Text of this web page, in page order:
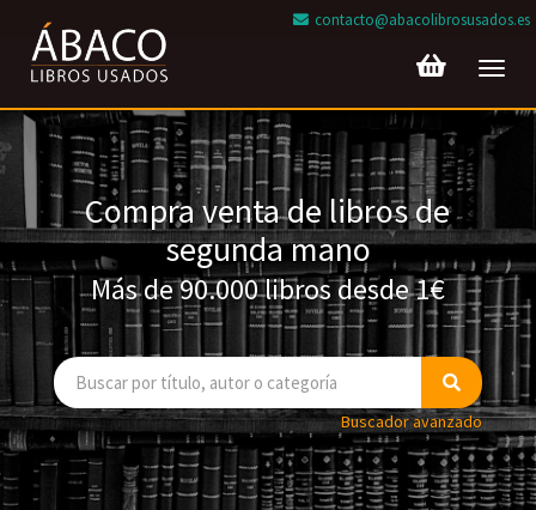
contacto@abacolibrosusados.es
Compra venta de libros de
segunda mano
Más de 90.000 libros desde 1€
Buscador avanzado